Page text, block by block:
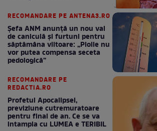
RECOMANDARE PE ANTENA3.RO
Șefa ANM anunță un nou val
de caniculă și furtuni pentru
săptămâna viitoare: „Ploile nu
vor putea compensa seceta
pedologică”
RECOMANDARE PE
REDACTIA.RO
Profetul Apocalipsei,
previziune cutremuratoare
pentru final de an. Ce se va
intampla cu LUMEA e TERIBIL